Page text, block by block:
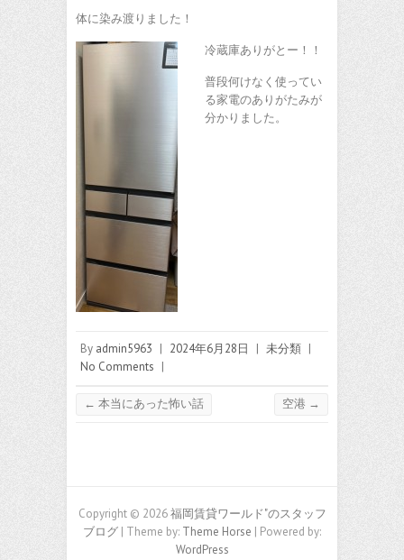
体に染み渡りました！
冷蔵庫ありがとー！！
普段何けなく使ってい
る家電のありがたみが
分かりました。
By admin5963 | 2024年6月28日 | 未分類 |
No Comments |
← 本当にあった怖い話 空港 →
Copyright © 2026福岡賃貸ワールド"のスタッフ
ブログ | Theme by: Theme Horse | Powered by:
WordPress